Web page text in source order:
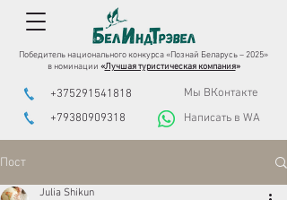
Победитель национального конкурса «Познай Беларусь – 2025»
в номинации «Лучшая туристическая компания»
+375291541818
Мы ВКонтакте
+79380909318
Написать в WA
Пост
Julia Shikun